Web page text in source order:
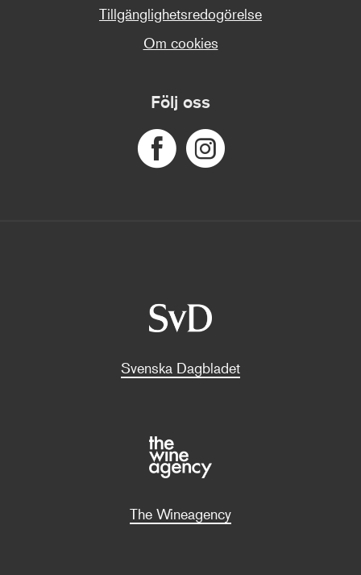
Tillgänglighetsredogörelse
Om cookies
Följ oss
Svenska Dagbladet
The Wineagency